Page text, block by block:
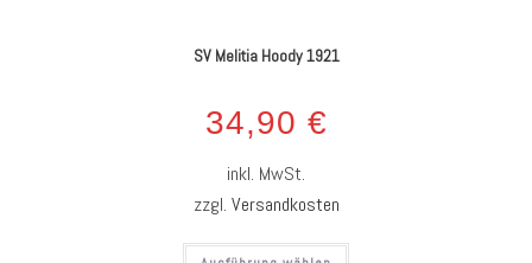
SV Melitia Hoody 1921
34,90 €
inkl. MwSt.
zzgl. Versandkosten